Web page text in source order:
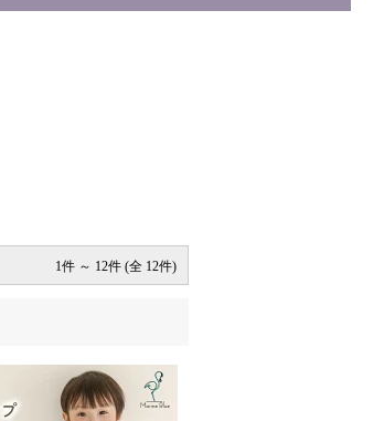
1件 ～ 12件 (全 12件)